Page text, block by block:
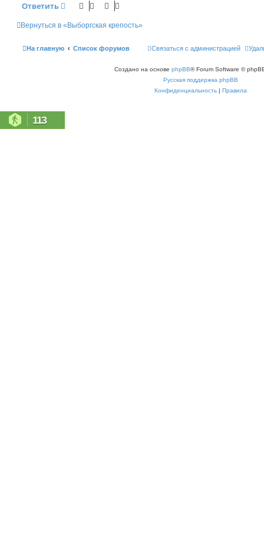
Ответить
Вернуться в «Выборгская крепость»
На главную Список форумов Связаться с администрацией
Создано на основе phpBB® Forum Software ©
Русская поддержка phpBB
Конфиденциальность | Правила
113